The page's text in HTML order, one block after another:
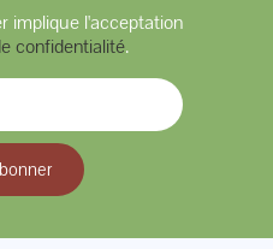
implique l'acceptation
confidentialité.